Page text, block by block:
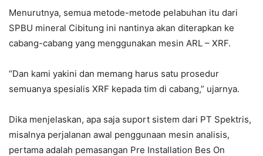
Menurutnya, semua metode-metode pelabuhan itu dari
SPBU mineral Cibitung ini nantinya akan diterapkan ke
cabang-cabang yang menggunakan mesin ARL – XRF.
“Dan kami yakini dan memang harus satu prosedur
semuanya spesialis XRF kepada tim di cabang,” ujarnya.
Dika menjelaskan, apa saja suport sistem dari PT Spektris,
misalnya perjalanan awal penggunaan mesin analisis,
pertama adalah pemasangan Pre Installation Bes On